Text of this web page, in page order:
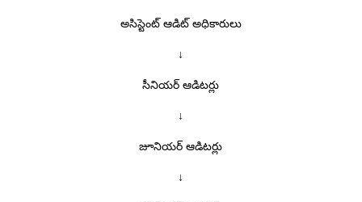
అసిస్టెంట్ ఆడిట్ అధికారులు
↓
సీనియర్ ఆడిటర్లు
↓
జూనియర్ ఆడిటర్లు
↓